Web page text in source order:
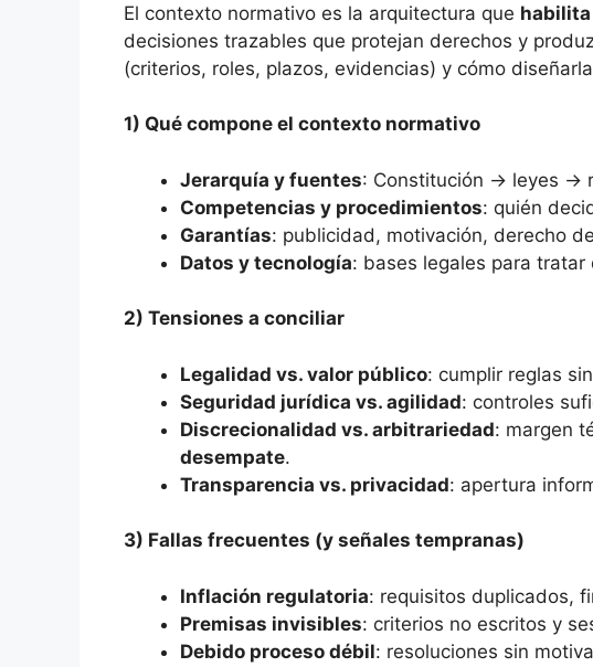
El contexto normativo es la arquitectura que habilita
decisiones trazables que protejan derechos y
(criterios, roles, plazos, evidencias) y cómo
1) Qué compone el contexto normativo
Jerarquía y fuentes: Constitución → leyes →
Competencias y procedimientos: quién
Garantías: publicidad, motivación, derecho
Datos y tecnología: bases legales para
2) Tensiones a conciliar
Legalidad vs. valor público: cumplir reglas
Seguridad jurídica vs. agilidad: controles
Discrecionalidad vs. arbitrariedad: margen
desempate.
Transparencia vs. privacidad: apertura
3) Fallas frecuentes (y señales tempranas)
Inflación regulatoria: requisitos duplicados,
Premisas invisibles: criterios no escritos y
Debido proceso débil: resoluciones sin